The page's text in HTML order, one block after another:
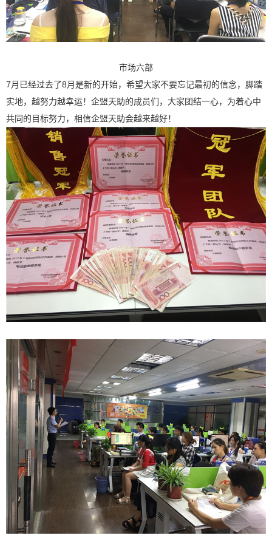
市场六部
7月已经过去了8月是新的开始，希望大家不要忘记最初的信念，脚踏
实地，越努力越幸运！企盟天助的成员们，大家团结一心，为着心中
共同的目标努力，相信企盟天助会越来越好！